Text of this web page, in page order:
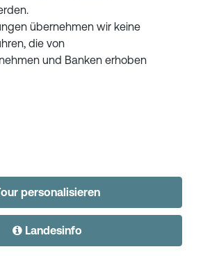
übernehmen wir keine
die von
und Banken erhoben
personalisieren
Landesinfo